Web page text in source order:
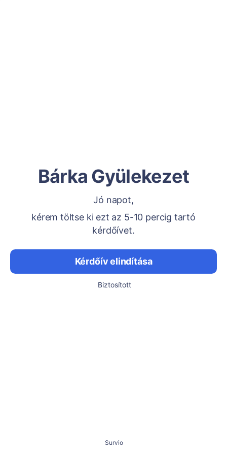
Bárka Gyülekezet
Jó napot,
kérem töltse ki ezt az 5-10 percig tartó
kérdőívet.
Kérdőív elindítása
Biztosított
Survio